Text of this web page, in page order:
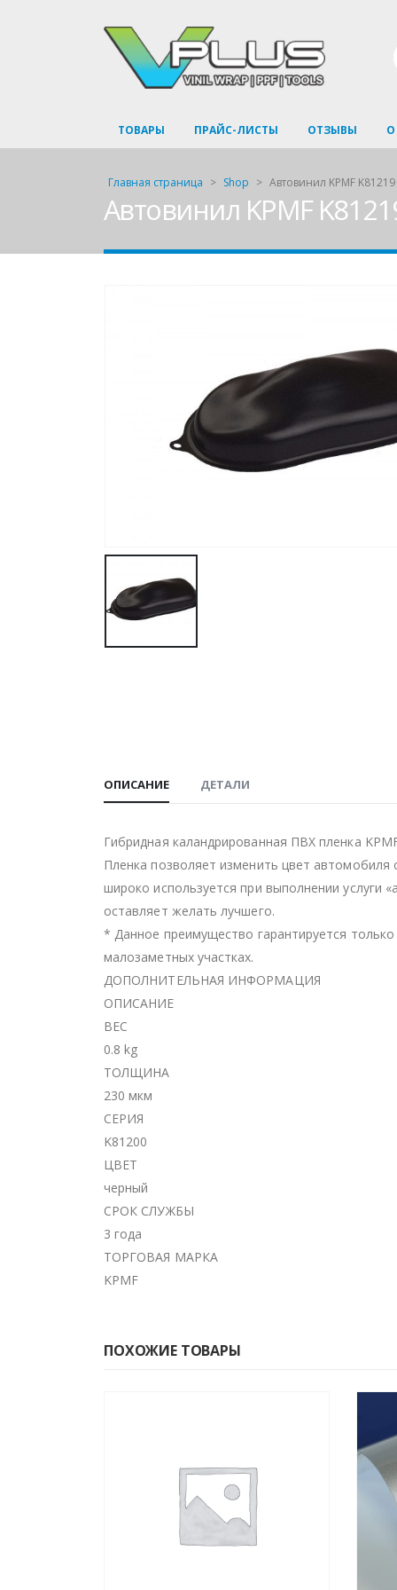
ТОВАРЫ ПРАЙС-ЛИСТЫ ОТЗЫВЫ О
Главная страница > Shop > Автовинил KPMF
Автовинил KPMF
ОПИСАНИЕ ДЕТАЛИ
Гибридная каландрированная ПВХ пленка
Пленка позволяет изменить цвет
широко используется при выполнении услуги
оставляет желать лучшего.
* Данное преимущество гарантируется только
малозаметных участках.
ДОПОЛНИТЕЛЬНАЯ ИНФОРМАЦИЯ
ОПИСАНИЕ
ВЕС
0.8 kg
ТОЛЩИНА
230 мкм
СЕРИЯ
K81200
ЦВЕТ
черный
СРОК СЛУЖБЫ
3 года
ТОРГОВАЯ МАРКА
KPMF
ПОХОЖИЕ ТОВАРЫ